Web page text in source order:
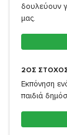
δουλεύουν
μας.
2ΟΣ
Εκπόνηση
παιδιά